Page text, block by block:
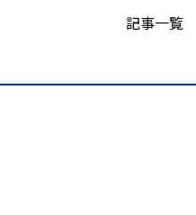
記事一覧